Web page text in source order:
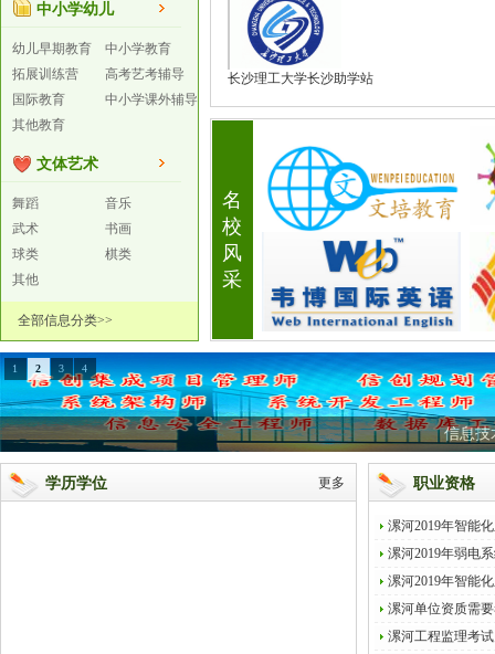
中小学幼儿
幼儿早期教育
中小学教育
拓展训练营
高考艺考辅导
国际教育
中小学课外辅导
其他教育
文体艺术
舞蹈
音乐
武术
书画
球类
棋类
其他
全部信息分类>>
长沙理工大学长沙助学站
名
校
风
采
信息技
1 2 3 4
学历学位 更多 职业资格
漯河2019年智能
漯河2019年弱电
漯河2019年智能
漯河单位资质需
漯河工程监理考